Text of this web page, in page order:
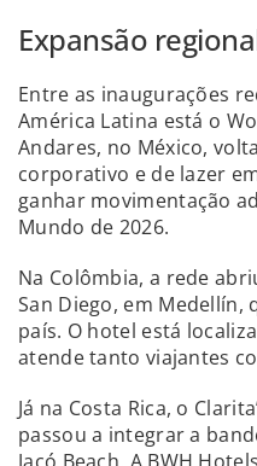
Expansão
Entre as inaugurações
América Latina está o
Andares, no México,
corporativo e de lazer
ganhar movimentação
Mundo de 2026.
Na Colômbia, a rede
San Diego, em
país. O hotel está
atende tanto viajantes
Já na Costa Rica, o
passou a integrar a
Jacó Beach. A BWH